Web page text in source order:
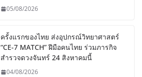
05/08/2026
ครั้งแรกของไทย ส่งอุปกรณ์วิทยาศาสตร์
“CE-7 MATCH” ฝีมือคนไทย ร่วมภารกิจ
สำรวจดวงจันทร์ 24 สิงหาคมนี้
04/08/2026